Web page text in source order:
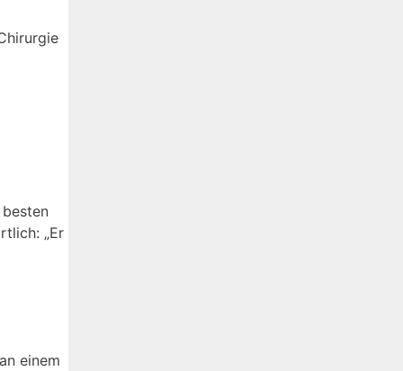
„Er
einem